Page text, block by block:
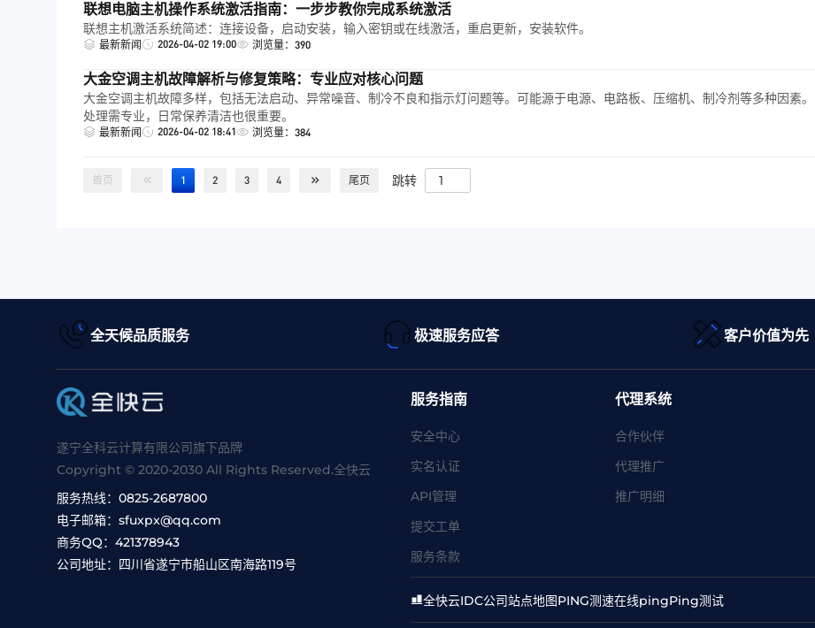
联想电脑主机操作系统激活指南：一步步教你完成系统激活
联想主机激活系统简述：连接设备，启动安装，输入密钥或在线激活，重启更新，安装软件。
最新新闻 2026-04-02 19:00 浏览量：390
大金空调主机故障解析与修复策略：专业应对核心问题
大金空调主机故障多样，包括无法启动、异常噪音、制冷不良和指示灯问题等。可能源于电源、电路板、压缩机、制冷剂等多种因素。
处理需专业，日常保养清洁也很重要。
最新新闻 2026-04-02 18:41 浏览量：384
首页 1 2 3 4 尾页 跳转
全天候品质服务 极速服务应答 客户价值为先
遂宁全科云计算有限公司旗下品牌
Copyright © 2020-2030 All Rights Reserved.全快云
服务热线： 0825-2687800
电子邮箱： sfuxpx@qq.com
商务QQ： 421378943
公司地址： 四川省遂宁市船山区南海路119号
服务指南
安全中心
实名认证
API管理
提交工单
服务条款
代理系统
合作伙伴
代理推广
推广明细
全快云IDC公司站点地图PING测速在线pingPing测试